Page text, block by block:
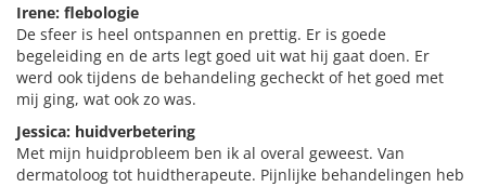
Irene: flebologie
De sfeer is heel ontspannen en prettig. Er is goede
begeleiding en de arts legt goed uit wat hij gaat doen. Er
werd ook tijdens de behandeling gecheckt of het goed met
mij ging, wat ook zo was.
Jessica: huidverbetering
Met mijn huidprobleem ben ik al overal geweest. Van
dermatoloog tot huidtherapeute. Pijnlijke behandelingen heb